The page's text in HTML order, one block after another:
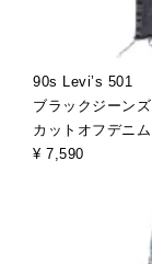
90s Levi’s 501
ブラックジーンズ
カットオフデニム
¥ 7,590